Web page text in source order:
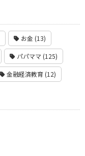
お金 (13)
パパママ (125)
金融経済教育 (12)